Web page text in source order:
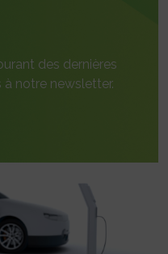
des dernières
notre newsletter.